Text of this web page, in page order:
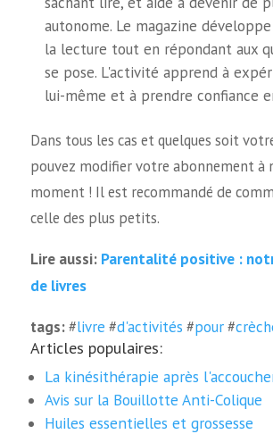
autonome. Le magazine
la lecture tout en répondant aux
se pose. L'activité apprend à
lui-même et à prendre confiance
Dans tous les cas et quelques soit
pouvez modifier votre abonnement à
moment ! Il est recommandé de
celle des plus petits.
Lire aussi: Parentalité positive :
de livres
tags:#livre #d'activités #pour#
Articles populaires:
La kinésithérapie après
Avis sur la Bouillotte Anti-Colique
Huiles essentielles et grossesse